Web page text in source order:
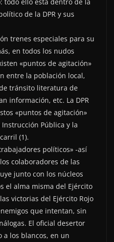
de la DPR y sus
trenes especiales para su
en todos los nudos
«puntos de agitación»
entre la población local,
tránsito literatura de
información, etc. La DPR
«puntos de agitación»
Pública y la
(1).
políticos» -así
colaboradores de las
junto con los núcleos
el alma misma del Ejército
victorias del Ejército Rojo
que intentan, sin
El oficial desertor
a los blancos, en un